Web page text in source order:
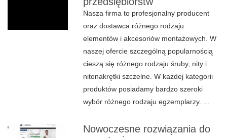
Nasza firma to profesjonalny producent
oraz dostawca różnego rodzaju
elementów i akcesoriów montażowych. W
naszej ofercie szczególną popularnością
cieszą się różnego rodzaju śruby, nity i
nitonakrętki szczelne. W każdej kategorii
produktów posiadamy bardzo szeroki
wybór różnego rodzaju egzemplarzy. ...
Nowoczesne rozwiązania do